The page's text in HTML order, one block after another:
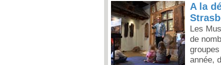
A la
Les
de
année,